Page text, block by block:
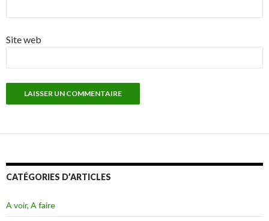
Site web
CATÉGORIES D’ARTICLES
A voir, A faire